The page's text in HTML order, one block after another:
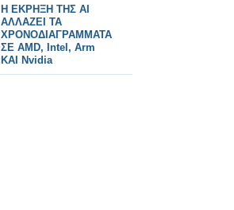
Η ΕΚΡΗΞΗ ΤΗΣ AI
ΑΛΛΑΖΕΙ ΤΑ
ΧΡΟΝΟΔΙΑΓΡΑΜΜΑΤΑ
ΣΕ AMD, Intel, Arm
ΚΑΙ Nvidia